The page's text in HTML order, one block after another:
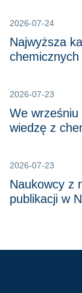
2026-07-24
Najwyższa
chemicznych
2026-07-23
We wrześniu
wiedzę z
2026-07-23
Naukowcy z
publikacji w